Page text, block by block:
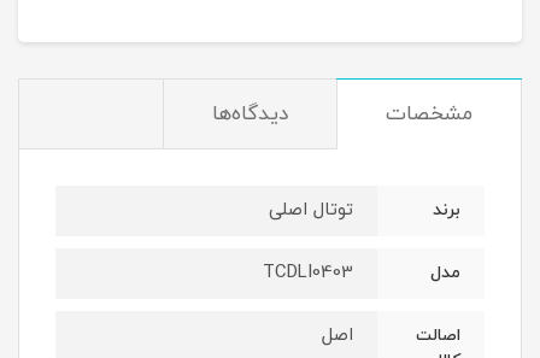
مشخصات دیدگاه‌ها
برند توتال اصلی
مدل TCDLI0403
اصالت
اصل